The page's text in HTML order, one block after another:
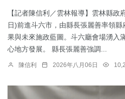
【記者陳信利／雲林報導】雲林縣
日)前進斗六市，由縣長張麗善率領
果與未來施政藍圖。斗六廳會場湧入
心地方發展。 縣長張麗善強調...
陳信利 2026年八月06日